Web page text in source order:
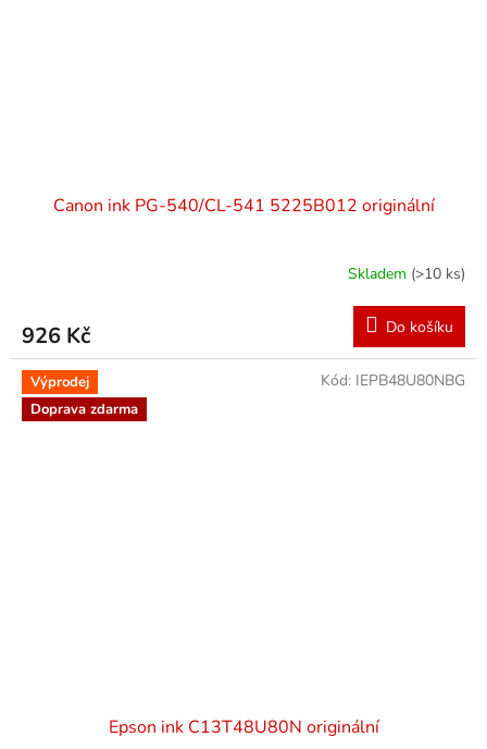
Canon ink PG-540/CL-541 5225B012 originální
Skladem (>10 ks)
926 Kč Do košíku
Výprodej
Doprava zdarma
Epson ink C13T48U80N originální
Kód: IEPB48U80NBG